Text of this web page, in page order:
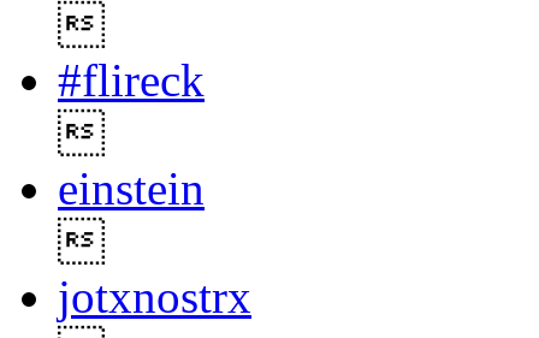
#flireck
einstein
jotxnostrx